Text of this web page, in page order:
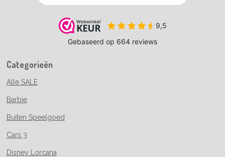
Categorieën
Alle SALE
Barbie
Buiten Speelgoed
Cars 3
Disney Lorcana